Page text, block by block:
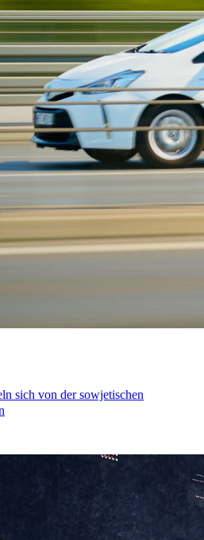
sich von der sowjetischen